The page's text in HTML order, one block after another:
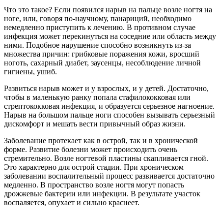
Что это такое? Если появился нарыв на пальце возле ногтя на
ноге, или, говоря по-научному, панариций, необходимо
немедленно приступить к лечению. В противном случае
инфекция может перекинуться на соседние или область между
ними. Подобное нарушение способно возникнуть из-за
множества причин: грибковые поражения кожи, вросший
ноготь, сахарный диабет, заусенцы, несоблюдение личной
гигиены, ушиб.
Развиться нарыв может и у взрослых, и у детей. Достаточно,
чтобы в маленькую ранку попала стафилококковая или
стрептококковая инфекция, и образуется серьезное нагноение.
Нарыв на большом пальце ноги способен вызывать серьезный
дискомфорт и мешать вести привычный образ жизни.
Заболевание протекает как в острой, так и в хронической
форме. Развитие болезни может происходить очень
стремительно. Возле ногтевой пластины скапливается гной.
Это характерно для острой стадии. При хроническом
заболевании воспалительный процесс развивается достаточно
медленно. В пространство возле ногтя могут попасть
дрожжевые бактерии или инфекции. В результате участок
воспаляется, опухает и сильно краснеет.